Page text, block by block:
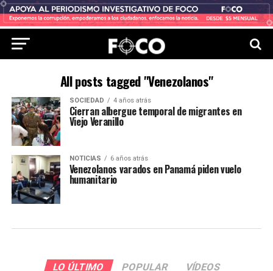
All posts tagged "Venezolanos"
SOCIEDAD 4 años atrás
Cierran albergue temporal de migrantes en
Viejo Veranillo
NOTICIAS 6 años atrás
Venezolanos varados en Panamá piden vuelo
humanitario
LO ÚLTIMO POPULAR VÍDEOS